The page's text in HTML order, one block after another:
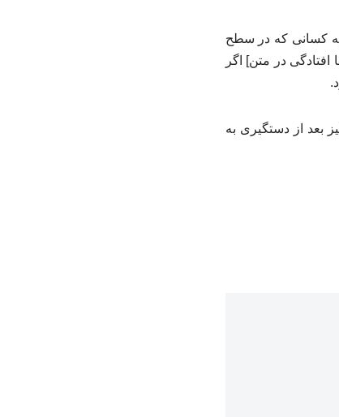
به کسانی که در سطح
در متن] اگر
بعد از دستگیری به